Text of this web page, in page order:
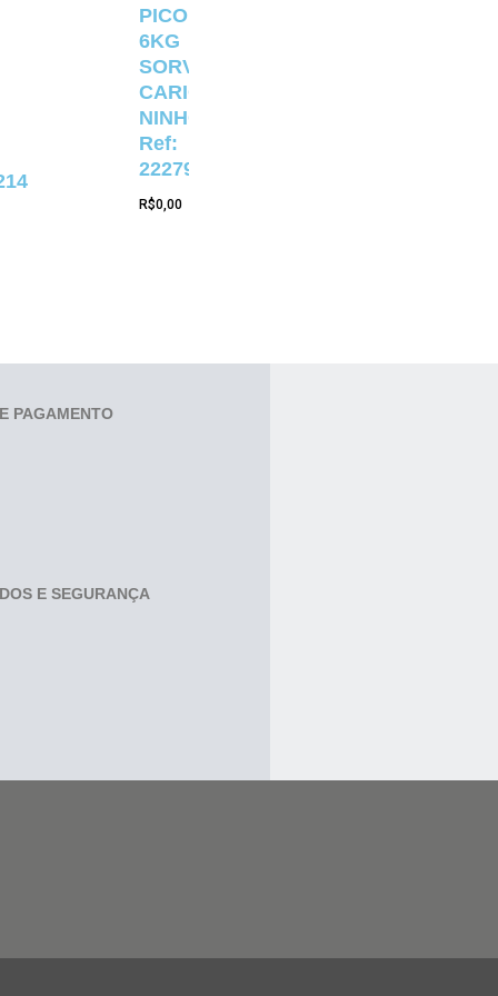
PICOLÉ
6KG
SORVETERIA
CARIOCA
NINHO
Ref:
22279
R$0,00
PAGAMENTO
E SEGURANÇA